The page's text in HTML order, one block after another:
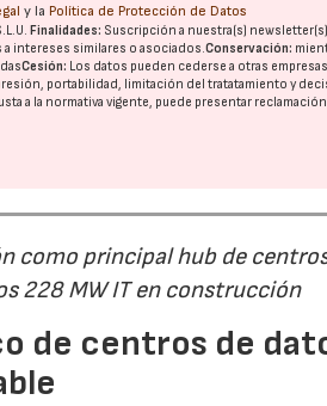
y la Política de Protección de Datos
Finalidades: Suscripción a nuestra(s)
intereses similares o asociados.Conservación:
Cesión: Los datos pueden cederse a otras
portabilidad, limitación del tratatamiento y
a la normativa vigente, puede presentar
como principal hub de
228 MW IT en construcción
de centros de